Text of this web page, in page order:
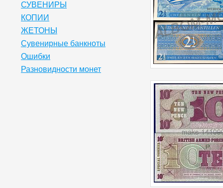
СУВЕНИРЫ
КОПИИ
ЖЕТОНЫ
Сувенирные банкноты
Ошибки
Разновидности монет